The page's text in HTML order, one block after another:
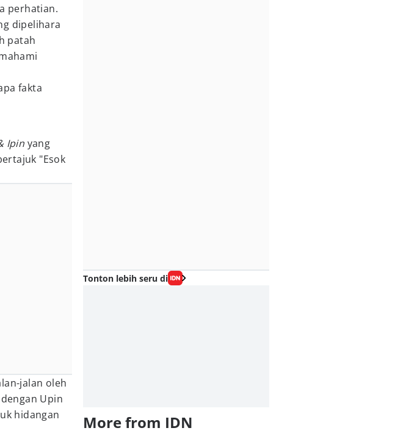
perhatian.
dipelihara
patah
fakta
Ipin yang
"Esok
jalan oleh
Upin
hidangan
Tonton lebih seru di
More from IDN